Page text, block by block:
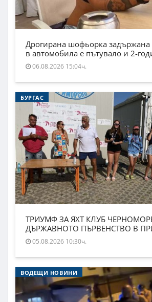
Дрогирана шофьорка задържана
в автомобила е пътувало и 2-
06.08.2026 15:04ч.
БУРГАС
ТРИУМФ ЗА ЯХТ КЛУБ
ДЪРЖАВНОТО ПЪРВЕНСТВО В
05.08.2026 10:30ч.
ВОДЕЩИ НОВИНИ